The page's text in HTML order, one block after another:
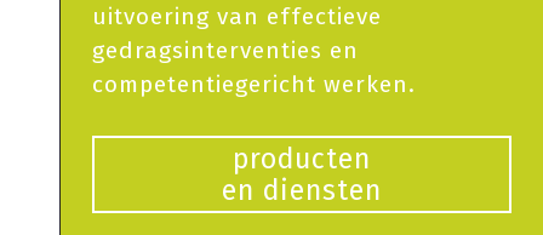
uitvoering van effectieve
gedragsinterventies en
competentiegericht werken.
producten
en diensten